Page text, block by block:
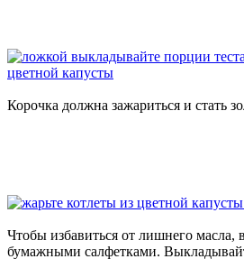
Корочка должна зажариться и стать
Чтобы избавиться от лишнего масла,
бумажными салфетками.